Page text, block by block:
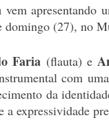
vem apresentando
domingo (27), no
Faria (flauta) e
com
da
expressividade